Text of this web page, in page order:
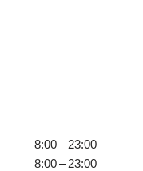
8:00 – 23:00
8:00 – 23:00